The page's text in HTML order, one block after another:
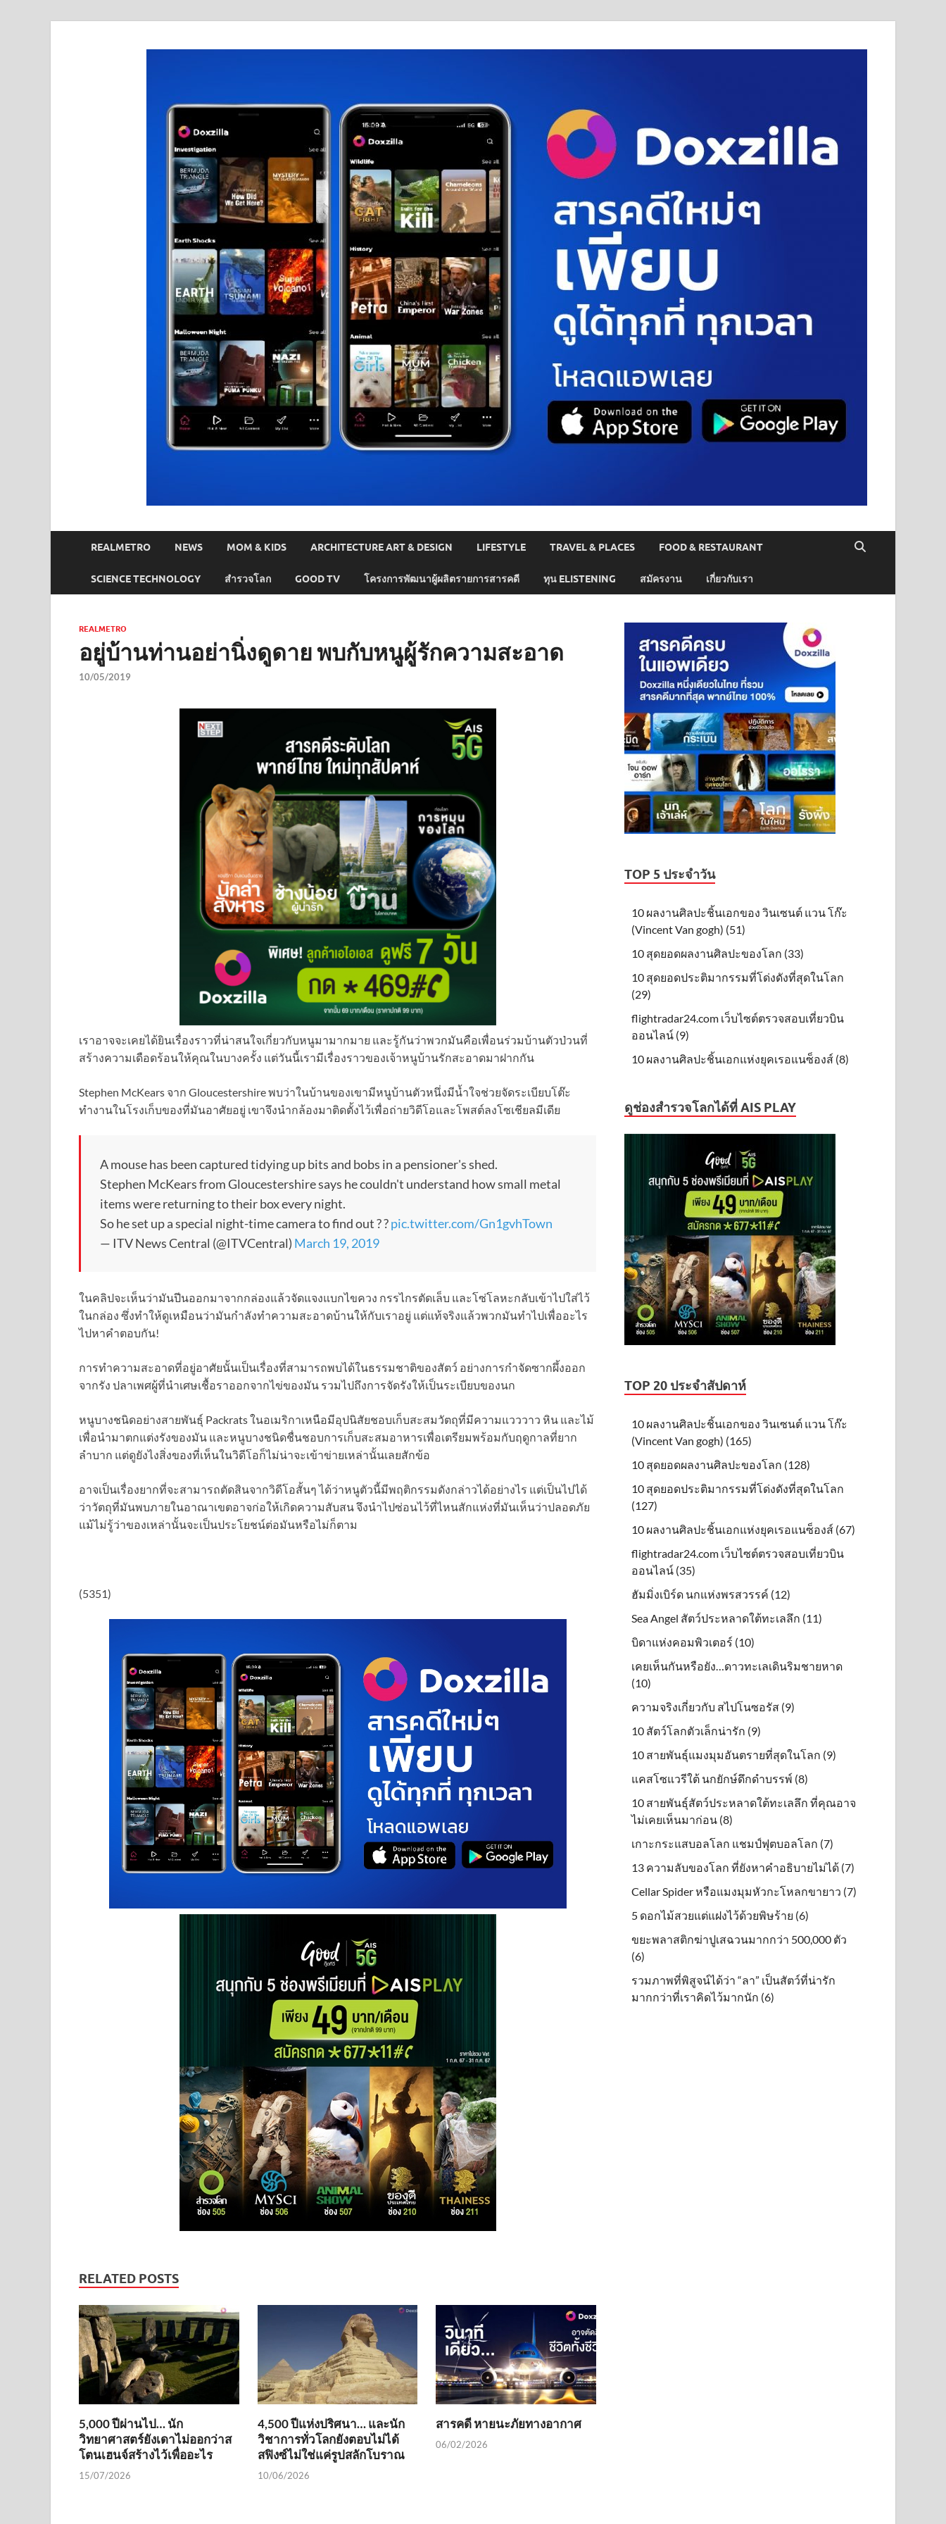
REALMETRO NEWS MOM & KIDS ARCHITECTURE ART & DESIGN LIFESTYLE TRAVEL & PLACES FOOD & RESTAURANT
SCIENCE TECHNOLOGY สำรวจโลก GOOD TV โครงการพัฒนาผู้ผลิตรายการสารคดี ทุน ELISTENING สมัครงาน เกี่ยวกับเรา
REALMETRO
อยู่บ้านท่านอย่านิ่งดูดาย พบกับหนูผู้รักความสะอาด
10/05/2019
เราอาจจะเคยได้ยินเรื่องราวที่น่าสนใจเกี่ยวกับหนูมามากมาย และรู้กันว่าพวกมันคือเพื่อนร่วมบ้านตัวป่วนที่
สร้างความเดือดร้อนให้คุณในบางครั้ง แต่วันนี้เรามีเรื่องราวของเจ้าหนูบ้านรักสะอาดมาฝากกัน
Stephen McKears จาก Gloucestershire พบว่าในบ้านของเขามีหนูบ้านตัวหนึ่งมีน้ำใจช่วยจัดระเบียบโต๊ะ
ทำงานในโรงเก็บของที่มันอาศัยอยู่ เขาจึงนำกล้องมาติดตั้งไว้เพื่อถ่ายวิดีโอและโพสต์ลงโซเชียลมีเดีย
A mouse has been captured tidying up bits and bobs in a pensioner's shed.
Stephen McKears from Gloucestershire says he couldn't understand how small metal
items were returning to their box every night.
So he set up a special night-time camera to find out ? ?pic.twitter.com/Gn1gvhTown
— ITV News Central (@ITVCentral) March 19, 2019
ในคลิปจะเห็นว่ามันปีนออกมาจากกล่องแล้วจัดแจงแบกไขควง กรรไกรตัดเล็บ และโซ่โลหะกลับเข้าไปใส่ไว้
ในกล่อง ซึ่งทำให้ดูเหมือนว่ามันกำลังทำความสะอาดบ้านให้กับเราอยู่ แต่แท้จริงแล้วพวกมันทำไปเพื่ออะไร
ไปหาคำตอบกัน!
การทำความสะอาดที่อยู่อาศัยนั้นเป็นเรื่องที่สามารถพบได้ในธรรมชาติของสัตว์ อย่างการกำจัดซากผึ้งออก
จากรัง ปลาเพศผู้ที่นำเศษเชื้อราออกจากไข่ของมัน รวมไปถึงการจัดรังให้เป็นระเบียบของนก
หนูบางชนิดอย่างสายพันธุ์ Packrats ในอเมริกาเหนือมีอุปนิสัยชอบเก็บสะสมวัตถุที่มีความแวววาว หิน และไม้
เพื่อนำมาตกแต่งรังของมัน และหนูบางชนิดชื่นชอบการเก็บสะสมอาหารเพื่อเตรียมพร้อมกับฤดูกาลที่ยาก
ลำบาก แต่ดูยังไงสิ่งของที่เห็นในวิดีโอก็ไม่น่าจะเข้าข่ายเหล่านั้นเลยสักข้อ
อาจเป็นเรื่องยากที่จะสามารถตัดสินจากวิดีโอสั้นๆ ได้ว่าหนูตัวนี้มีพฤติกรรมดังกล่าวได้อย่างไร แต่เป็นไปได้
ว่าวัตถุที่มันพบภายในอาณาเขตอาจก่อให้เกิดความสับสน จึงนำไปซ่อนไว้ที่ไหนสักแห่งที่มันเห็นว่าปลอดภัย
แม้ไม่รู้ว่าของเหล่านั้นจะเป็นประโยชน์ต่อมันหรือไม่ก็ตาม
(5351)
RELATED POSTS
5,000 ปีผ่านไป… นัก
วิทยาศาสตร์ยังเดาไม่ออกว่าส
โตนเฮนจ์สร้างไว้เพื่ออะไร
15/07/2026
4,500 ปีแห่งปริศนา… และนัก
วิชาการทั่วโลกยังตอบไม่ได้
สฟิงซ์ไม่ใช่แค่รูปสลักโบราณ
10/06/2026
สารคดี หายนะภัยทางอากาศ
06/02/2026
TOP 5 ประจำวัน
10 ผลงานศิลปะชิ้นเอกของ วินเซนต์ แวน โก๊ะ
(Vincent Van gogh) (51)
10 สุดยอดผลงานศิลปะของโลก (33)
10 สุดยอดประติมากรรมที่โด่งดังที่สุดในโลก
(29)
flightradar24.com เว็บไซต์ตรวจสอบเที่ยวบิน
ออนไลน์ (9)
10 ผลงานศิลปะชิ้นเอกแห่งยุคเรอแนซ็องส์ (8)
ดูช่องสำรวจโลกได้ที่ AIS PLAY
TOP 20 ประจำสัปดาห์
10 ผลงานศิลปะชิ้นเอกของ วินเซนต์ แวน โก๊ะ
(Vincent Van gogh) (165)
10 สุดยอดผลงานศิลปะของโลก (128)
10 สุดยอดประติมากรรมที่โด่งดังที่สุดในโลก
(127)
10 ผลงานศิลปะชิ้นเอกแห่งยุคเรอแนซ็องส์ (67)
flightradar24.com เว็บไซต์ตรวจสอบเที่ยวบิน
ออนไลน์ (35)
ฮัมมิ่งเบิร์ด นกแห่งพรสวรรค์ (12)
Sea Angel สัตว์ประหลาดใต้ทะเลลึก (11)
บิดาแห่งคอมพิวเตอร์ (10)
เคยเห็นกันหรือยัง…ดาวทะเลเดินริมชายหาด
(10)
ความจริงเกี่ยวกับ สไปโนซอรัส (9)
10 สัตว์โลกตัวเล็กน่ารัก (9)
10 สายพันธุ์แมงมุมอันตรายที่สุดในโลก (9)
แคสโซแวรีใต้ นกยักษ์ดึกดําบรรพ์ (8)
10 สายพันธุ์สัตว์ประหลาดใต้ทะเลลึก ที่คุณอาจ
ไม่เคยเห็นมาก่อน (8)
เกาะกระแสบอลโลก แชมป์ฟุตบอลโลก (7)
13 ความลับของโลก ที่ยังหาคำอธิบายไม่ได้ (7)
Cellar Spider หรือแมงมุมหัวกะโหลกขายาว (7)
5 ดอกไม้สวยแต่แฝงไว้ด้วยพิษร้าย (6)
ขยะพลาสติกฆ่าปูเสฉวนมากกว่า 500,000 ตัว
(6)
รวมภาพที่พิสูจน์ได้ว่า “ลา” เป็นสัตว์ที่น่ารัก
มากกว่าที่เราคิดไว้มากนัก (6)